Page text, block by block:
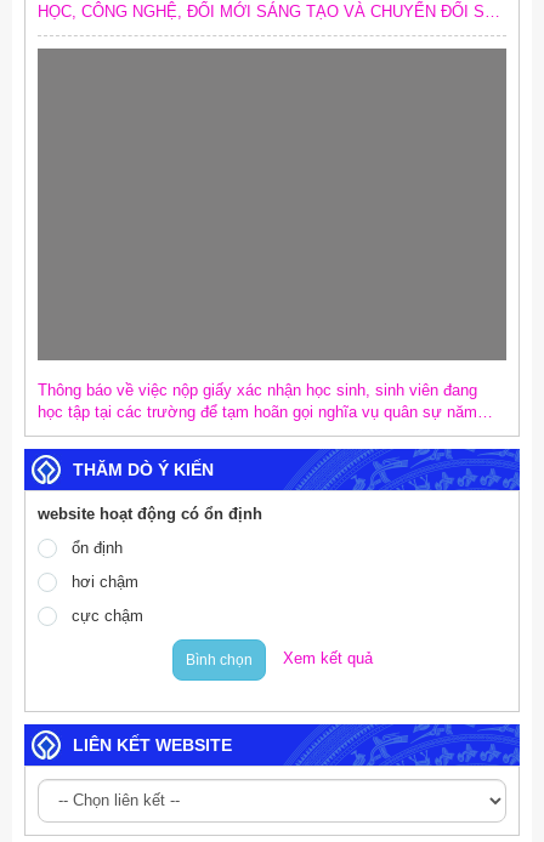
HỌC, CÔNG NGHỆ, ĐỔI MỚI SÁNG TẠO VÀ CHUYỂN ĐỔI SỐ;
SƠ KẾT CÔNG TÁC CHUYỂN ĐỔI SỐ TRONG CÁC CƠ QUAN
ĐẢNG VÀ TRIỂN KHAI MỤC TIÊU TĂNG TRƯỞNG KINH TẾ 02
Thông báo về việc nộp giấy xác nhận học sinh, sinh viên đang
học tập tại các trường để tạm hoãn gọi nghĩa vụ quân sự năm
2027
THĂM DÒ Ý KIẾN
website hoạt động có ổn định
ổn định
hơi chậm
cực chậm
Bình chọn Xem kết quả
LIÊN KẾT WEBSITE